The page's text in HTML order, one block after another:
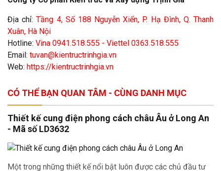
Địa chỉ:Tầng 4, Số 188 Nguyễn Xiển, P. Hạ Đình, Q. Thanh
Xuân, Hà Nội
Hotline: Vina 0941.518.555 - Viettel 0363.518.555
Email: tuvan@kientructrinhgia.vn
Web: https://kientructrinhgia.vn
CÓ THỂ BẠN QUAN TÂM - CÙNG DANH MỤC
Thiết kế cung điện phong cách châu Âu ở Long An
- Mã số LD3632
Một trong những thiết kế nổi bật luôn được các chủ đầu tư